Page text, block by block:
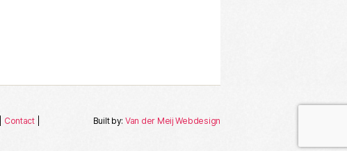
Contact| Built by: Van der Meij Webdesign